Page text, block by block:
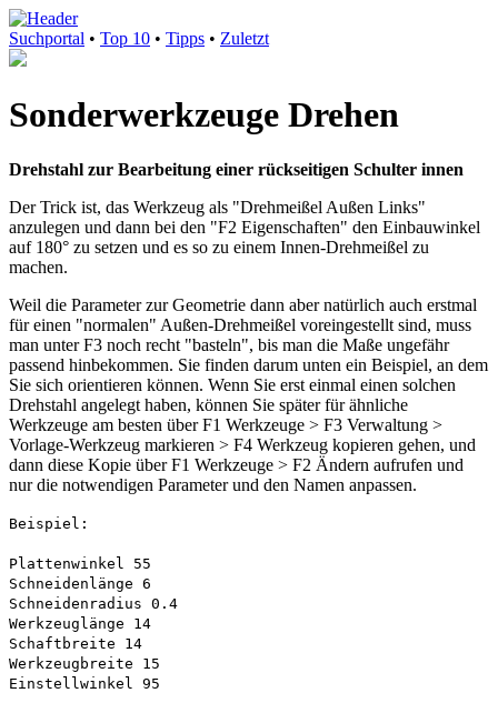
Suchportal • Top 10 • Tipps • Zuletzt
Sonderwerkzeuge Drehen
Drehstahl zur Bearbeitung einer rückseitigen Schulter innen
Der Trick ist, das Werkzeug als "Drehmeißel Außen Links"
anzulegen und dann bei den "F2 Eigenschaften" den Einbauwinkel
auf 180° zu setzen und es so zu einem Innen-Drehmeißel zu
machen.
Weil die Parameter zur Geometrie dann aber natürlich auch erstmal
für einen "normalen" Außen-Drehmeißel voreingestellt sind, muss
man unter F3 noch recht "basteln", bis man die Maße ungefähr
passend hinbekommen. Sie finden darum unten ein Beispiel, an dem
Sie sich orientieren können. Wenn Sie erst einmal einen solchen
Drehstahl angelegt haben, können Sie später für ähnliche
Werkzeuge am besten über F1 Werkzeuge > F3 Verwaltung >
Vorlage-Werkzeug markieren > F4 Werkzeug kopieren gehen, und
dann diese Kopie über F1 Werkzeuge > F2 Ändern aufrufen und
nur die notwendigen Parameter und den Namen anpassen.
Beispiel:
Plattenwinkel 55
Schneidenlänge 6
Schneidenradius 0.4
Werkzeuglänge 14
Schaftbreite 14
Werkzeugbreite 15
Einstellwinkel 95